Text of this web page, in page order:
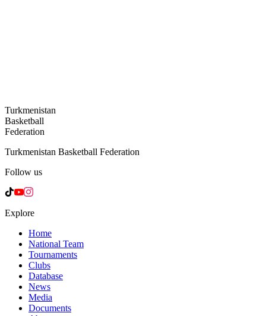
Turkmenistan
Basketball
Federation
Turkmenistan Basketball Federation
Follow us
Explore
Home
National Team
Tournaments
Clubs
Database
News
Media
Documents